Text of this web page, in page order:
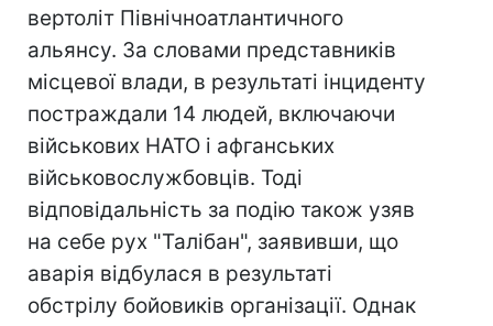
вертоліт Північноатлантичного
альянсу. За словами представників
місцевої влади, в результаті інциденту
постраждали 14 людей, включаючи
військових НАТО і афганських
військовослужбовців. Тоді
відповідальність за подію також узяв
на себе рух "Талібан", заявивши, що
аварія відбулася в результаті
обстрілу бойовиків організації. Однак